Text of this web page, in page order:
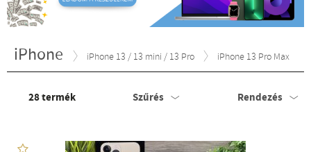
iPhone iPhone 13 / 13 mini / 13 Pro iPhone 13 Pro Max
28termék Szűrés Rendezés